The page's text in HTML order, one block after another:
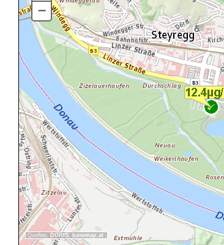
Quellen: DORIS, basemap.at
–